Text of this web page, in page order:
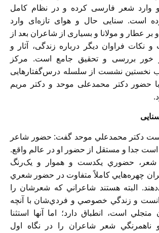
وارد شعر فارسی کرده و در نظام کامل
است. سنايی حال و هوای تازه‌ای وارد
بر عطار و مولانا و بسياری از شاعران بعد از
فراوان ديگر درباره زندگی، آثار و
خور بررسی و تحقيق جامع است. مرکز
نخستين نشست از سلسله درس‌گفتارهايی
با حضور دکتر محمدعلی موحد و دکتر مريم
دکتر محمدعلي موحد گفت: حضور شاعر
جدا و مستقل از حضور او در عالم واقع.
حضوري يکدست و هموار و يک‌رنگ
چهره‌هايي کاملاً متفاوت در حضور شعري
البته هستند شاعراني که شعرشان را
و زندگي خصوصي و فردي‌شان با آنچه
است، انطباق دارد؛ اما آنها استثنا
ناهمرنگي شعر شاعران را در نگاه اول